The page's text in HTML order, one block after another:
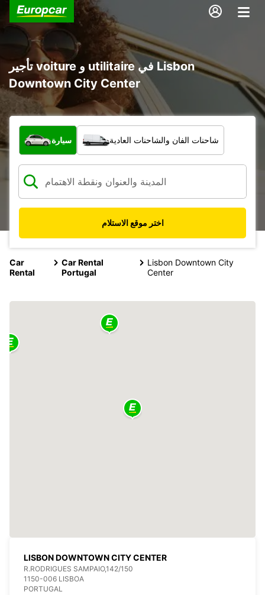
تأجير voiture و utilitaire في Lisbon
Downtown City Center
ما نوع المركبة؟
سيارة شاحنات الفان والشاحنات العادية
اختر موقع الاستلام
Car
Rental
Car Rental
Portugal
Lisbon Downtown City
Center
LISBON DOWNTOWN CITY CENTER
R.RODRIGUES SAMPAIO,142/150
1150-006 LISBOA
PORTUGAL